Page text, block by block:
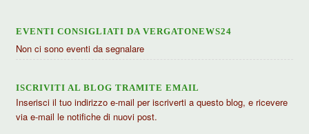
EVENTI CONSIGLIATI DA VERGATONEWS24
Non ci sono eventi da segnalare
ISCRIVITI AL BLOG TRAMITE EMAIL
Inserisci il tuo indirizzo e-mail per iscriverti a questo blog, e ricevere
via e-mail le notifiche di nuovi post.